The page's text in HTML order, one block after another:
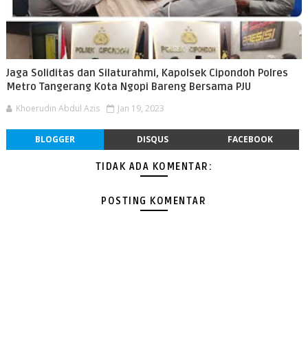
Jaga Soliditas dan Silaturahmi, Kapolsek Cipondoh Polres
Metro Tangerang Kota Ngopi Bareng Bersama PJU
Khoerudin Abdul Azis Jan 19, 2023
BLOGGER DISQUS FACEBOOK
TIDAK ADA KOMENTAR:
POSTING KOMENTAR